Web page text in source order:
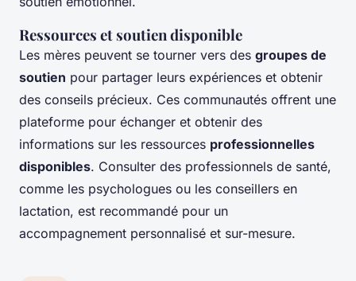
Ressources et soutien disponible
Les mères peuvent se tourner vers des groupes de
soutien pour partager leurs expériences et obtenir
des conseils précieux. Ces communautés offrent une
plateforme pour échanger et obtenir des
informations sur les ressources professionnelles
disponibles. Consulter des professionnels de santé,
comme les psychologues ou les conseillers en
lactation, est recommandé pour un
accompagnement personnalisé et sur-mesure.